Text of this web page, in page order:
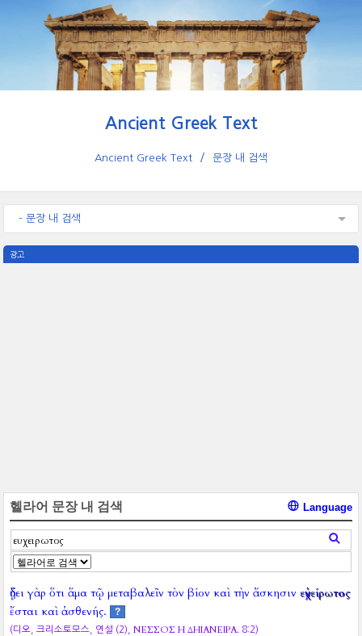
Ancient Greek Text
Ancient Greek Text 문장 내 검색
- 문장 내 검색
광고
헬라어 문장 내 검색 Language
ᾔδει γὰρ ὅτι ἅμα τῷ μεταβαλεῖν τὸν βίον καὶ τὴν ἄσκησιν εὐχείρωτος
ἔσται καὶ ἀσθενής.
?
(디오, 크리소토모스, 연설 (2),ΝΕΣΣΟΣ Η ΔΗΙΑΝΕΙΡΑ. 8:2)